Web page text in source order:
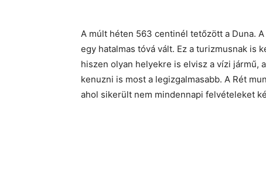
A múlt héten 563 centinél tetőzött a Duna.
egy hatalmas tóvá vált. Ez a turizmusnak is
hiszen olyan helyekre is elvisz a vízi jármű,
kenuzni is most a legizgalmasabb. A Rét
ahol sikerült nem mindennapi felvételeket